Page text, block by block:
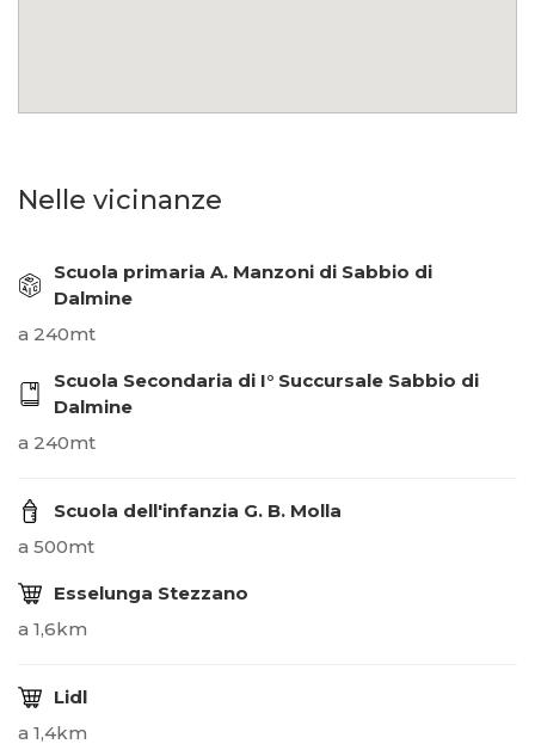
Nelle vicinanze
Scuola primaria A. Manzoni di Sabbio di
Dalmine
a 240mt
Scuola Secondaria di I° Succursale Sabbio di
Dalmine
a 240mt
Scuola dell'infanzia G. B. Molla
a 500mt
Esselunga Stezzano
a 1,6km
Lidl
a 1,4km